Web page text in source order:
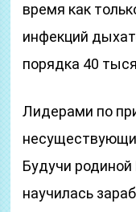
время как
инфекций
порядка 40
Лидерами по
Будучи родиной
научилась